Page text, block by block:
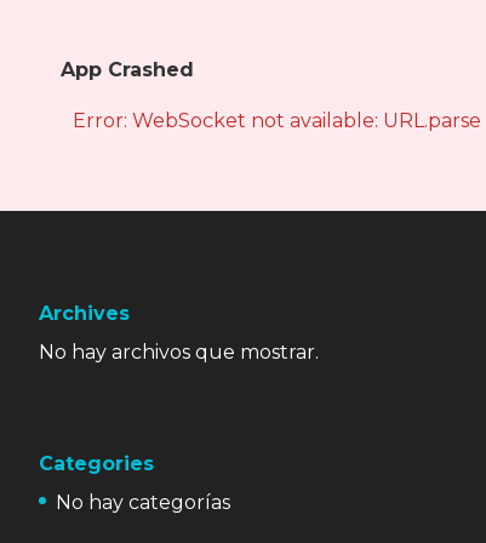
App Crashed
Error: WebSocket not available:
Archives
No hay archivos que mostrar.
Categories
No hay categorías